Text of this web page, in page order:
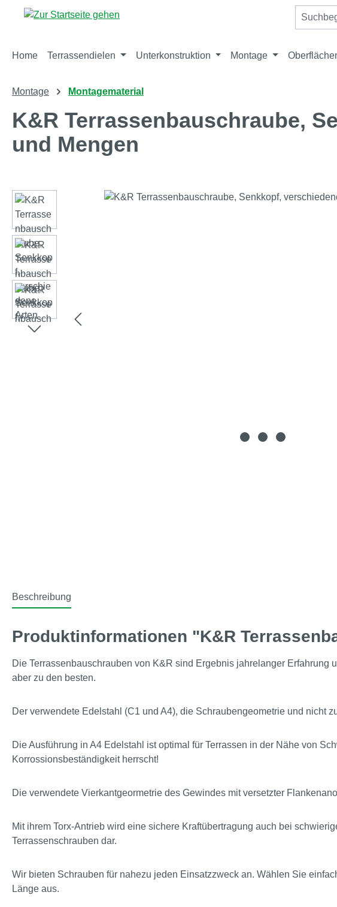
Hauptinhalt springen
Zur Suche springen
Zur Hauptnavigation springen
Home Terrassendielen Unterkonstruktion Montage
Montage Montagematerial
K&R Terrassenbauschraube,
und Mengen
Bildergalerie überspringen
Beschreibung
Produktinformationen "K&R
Die Terrassenbauschrauben von K&R sind Ergebnis jahrelanger
aber zu den besten.
Der verwendete Edelstahl (C1 und A4), die Schraubengeometrie und nicht
Die Ausführung in A4 Edelstahl ist optimal für Terrassen in der Nähe von
Korrossionsbeständigkeit herrscht!
Die verwendete Vierkantgeormetrie des Gewindes mit versetzter
Mit ihrem Torx-Antrieb wird eine sichere Kraftübertragung auch bei
Terrassenschrauben dar.
Wir bieten Schrauben für nahezu jeden Einsatzzweck an. Wählen Sie
Länge aus.